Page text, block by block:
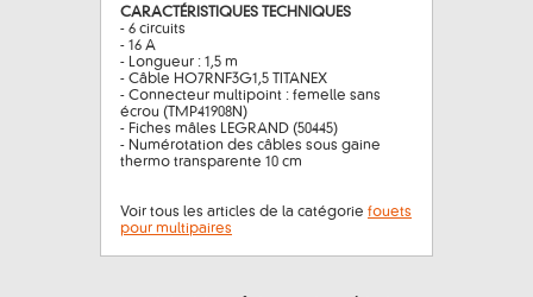
CARACTÉRISTIQUES TECHNIQUES
- 6 circuits
- 16 A
- Longueur : 1,5 m
- Câble HO7RNF3G1,5 TITANEX
- Connecteur multipoint : femelle sans
écrou (TMP41908N)
- Fiches mâles LEGRAND (50445)
- Numérotation des câbles sous gaine
thermo transparente 10 cm
Voir tous les articles de la catégorie fouets
pour multipaires